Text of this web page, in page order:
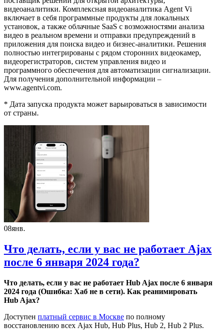
видеоаналитики. Комплексная видеоаналитика Agent Vi
включает в себя программные продукты для локальных
установок, а также облачные SaaS с возможностями анализа
видео в реальном времени и отправки предупреждений в
приложения для поиска видео и бизнес-аналитики. Решения
полностью интегрированы с рядом сторонних видеокамер,
видеорегистраторов, систем управления видео и
программного обеспечения для автоматизации сигнализации.
Для получения дополнительной информации –
www.agentvi.com.
* Дата запуска продукта может варьироваться в зависимости
от страны.
08янв.
Что делать, если у вас не работает Ajax
после 6 января 2024 года​​?
Что делать, если у вас не работает Hub Ajax после 6 января
2024 года (Ошибка: Хаб не в сети). Как реанимировать
Hub Ajax?
Доступен платный сервис в Москве по полному
восстановлению всех Ajax Hub, Hub Plus, Hub 2, Hub 2 Plus.